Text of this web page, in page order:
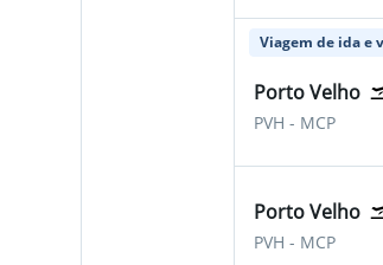
Viagem de ida e
Porto Velho
PVH Porto Velho
- MCP
Porto Velho
PVH Porto Velho
- MCP